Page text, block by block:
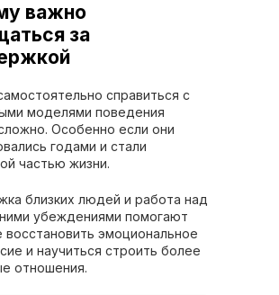
важно
за
справиться с
моделями поведения
Особенно если они
годами и стали
частью жизни.
близких людей и работа над
убеждениями помогают
восстановить эмоциональное
и научиться строить более
отношения.